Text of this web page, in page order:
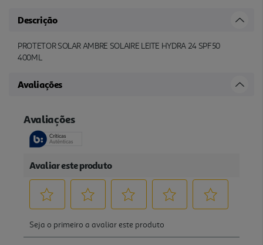
Descrição
PROTETOR SOLAR AMBRE SOLAIRE LEITE HYDRA 24 SPF50
400ML
Avaliações